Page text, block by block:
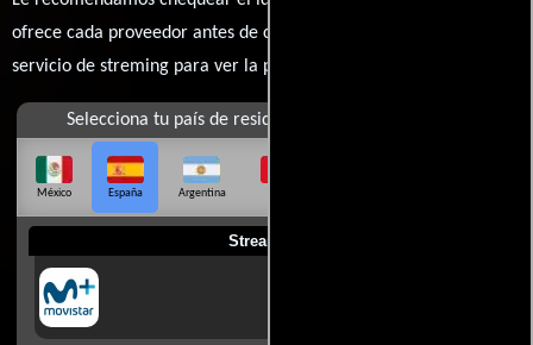
ofrece cada proveedor antes de comprar, alquilar o contratar un
servicio de streming para ver la películas.
Selecciona tu país de residencia
México España Argentina
Streaming